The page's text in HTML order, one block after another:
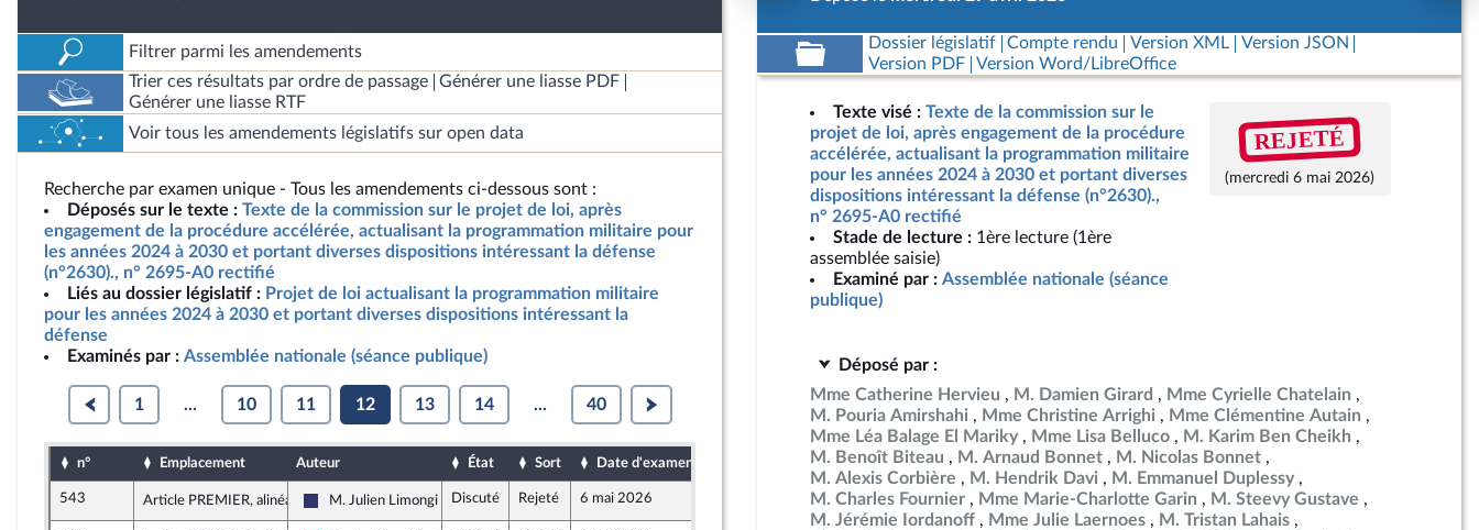
Filtrer parmi les amendements
Trier ces résultats par ordre de passage
Générer une liasse PDF
Générer une liasse RTF
Voir tous les amendements législatifs sur open data
Recherche par examen unique - Tous les amendements ci-dessous sont :
Déposés sur le texte : Texte de la commission sur le projet de loi, après
engagement de la procédure accélérée, actualisant la programmation militaire pour
les années 2024 à 2030 et portant diverses dispositions intéressant la défense
(n°2630)., n° 2695-A0 rectifié
Liés au dossier législatif : Projet de loi actualisant la programmation militaire
pour les années 2024 à 2030 et portant diverses dispositions intéressant la
défense
Examinés par : Assemblée nationale (séance publique)
1 ... 10 11 12 13 14 ... 40
n° Emplacement Auteur État Sort Date d'examen Date de dépôt
543 Article PREMIER, alinéa 36
Rassemblement National
M. Julien Limongi Discuté Rejeté 6 mai 2026
Dossier législatif Compte rendu Version XML
Version JSON
Version PDF
Version Word/LibreOffice
Texte visé : Texte de la commission sur le
projet de loi, après engagement de la procédure
accélérée, actualisant la programmation militaire
pour les années 2024 à 2030 et portant diverses
dispositions intéressant la défense (n°2630).,
n° 2695-A0 rectifié
Stade de lecture : 1ère lecture (1ère
assemblée saisie)
Examiné par : Assemblée nationale (séance
publique)
REJETÉ
(mercredi 6 mai 2026)
Déposé par :
Mme Catherine Hervieu
M. Damien Girard
Mme Cyrielle Chatelain
M. Pouria Amirshahi
Mme Christine Arrighi
Mme Clémentine Autain
Mme Léa Balage El Mariky
Mme Lisa Belluco
M. Karim Ben Cheikh
M. Benoît Biteau
M. Arnaud Bonnet
M. Nicolas Bonnet
M. Alexis Corbière
M. Hendrik Davi
M. Emmanuel Duplessy
M. Charles Fournier
Mme Marie-Charlotte Garin
M. Steevy Gustave
M. Jérémie Iordanoff
Mme Julie Laernoes
M. Tristan Lahais